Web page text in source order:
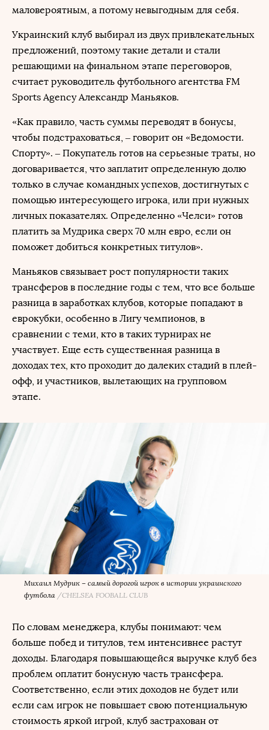
маловероятным, а потому невыгодным для себя.
Украинский клуб выбирал из двух привлекательных
предложений, поэтому такие детали и стали
решающими на финальном этапе переговоров,
считает руководитель футбольного агентства FM
Sports Agency Александр Маньяков.
«Как правило, часть суммы переводят в бонусы,
чтобы подстраховаться, – говорит он «Ведомости.
Спорту». – Покупатель готов на серьезные траты, но
договаривается, что заплатит определенную долю
только в случае командных успехов, достигнутых с
помощью интересующего игрока, или при нужных
личных показателях. Определенно «Челси» готов
платить за Мудрика сверх 70 млн евро, если он
поможет добиться конкретных титулов».
Маньяков связывает рост популярности таких
трансферов в последние годы с тем, что все больше
разница в заработках клубов, которые попадают в
еврокубки, особенно в Лигу чемпионов, в
сравнении с теми, кто в таких турнирах не
участвует. Еще есть существенная разница в
доходах тех, кто проходит до далеких стадий в плей-
офф, и участников, вылетающих на групповом
этапе.
Михаил Мудрик – самый дорогой игрок в истории украинского
футбола /CHELSEA FOOBALL CLUB
По словам менеджера, клубы понимают: чем
больше побед и титулов, тем интенсивнее растут
доходы. Благодаря повышающейся выручке клуб без
проблем оплатит бонусную часть трансфера.
Соответственно, если этих доходов не будет или
если сам игрок не повышает свою потенциальную
стоимость яркой игрой, клуб застрахован от